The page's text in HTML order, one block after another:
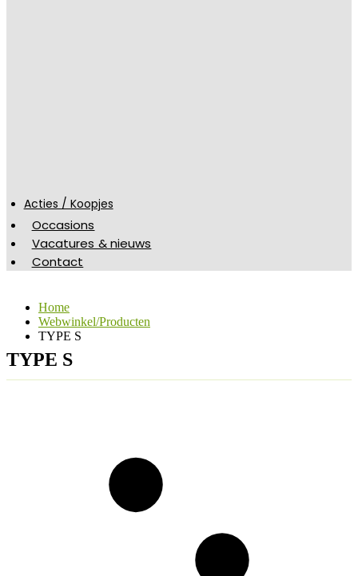
Acties / Koopjes
Occasions
Vacatures & nieuws
Contact
Home
Webwinkel/Producten
TYPE S
TYPE S